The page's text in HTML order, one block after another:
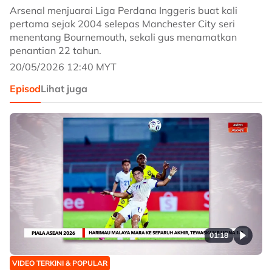
Arsenal menjuarai Liga Perdana Inggeris buat kali
pertama sejak 2004 selepas Manchester City seri
menentang Bournemouth, sekali gus menamatkan
penantian 22 tahun.
20/05/2026 12:40 MYT
EpisodLihat juga
01:18
VIDEO TERKINI & POPULAR